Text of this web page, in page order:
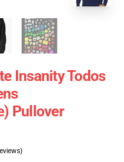
Insanity Todos
Pullover